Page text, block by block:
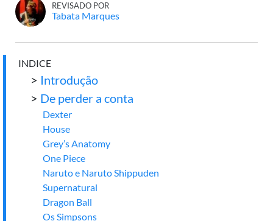
REVISADO POR
Tabata Marques
INDICE
> Introdução
> De perder a conta
Dexter
House
Grey’s Anatomy
One Piece
Naruto e Naruto Shippuden
Supernatural
Dragon Ball
Os Simpsons